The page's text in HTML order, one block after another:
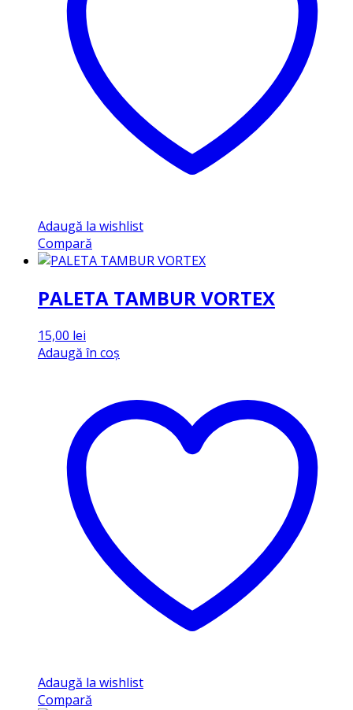
Adaugă la wishlist
Compară
PALETA TAMBUR VORTEX
15,00 lei
Adaugă în coș
Adaugă la wishlist
Compară